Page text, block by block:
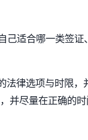
适合哪一类签
律选项与时限
尽量在正确的时